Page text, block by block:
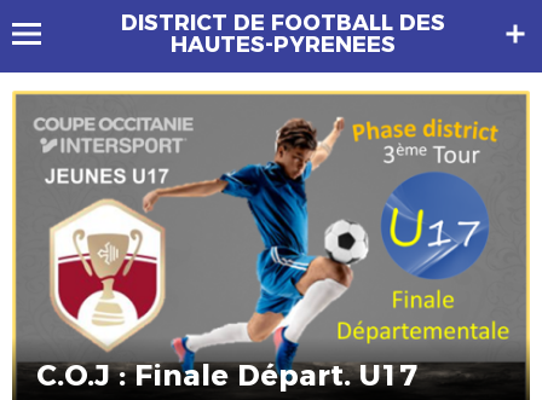
DISTRICT DE FOOTBALL DES
HAUTES-PYRENEES
C.O.J : Finale Départ. U17